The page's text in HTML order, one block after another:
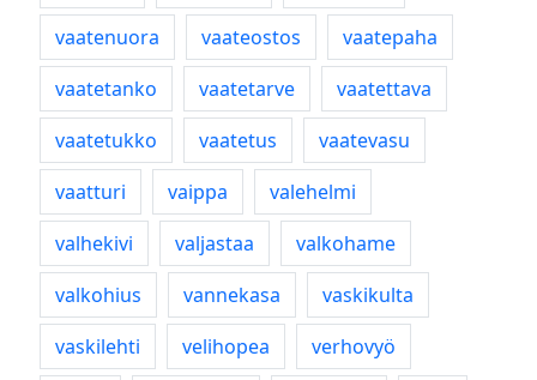
vaatenuora
vaateostos
vaatepaha
vaatetanko
vaatetarve
vaatettava
vaatetukko
vaatetus
vaatevasu
vaatturi
vaippa
valehelmi
valhekivi
valjastaa
valkohame
valkohius
vannekasa
vaskikulta
vaskilehti
velihopea verhovyö